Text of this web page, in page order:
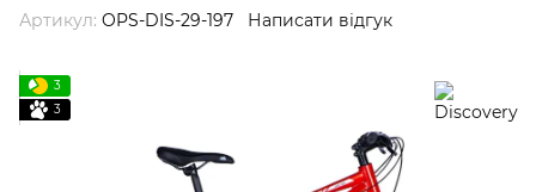
Артикул: OPS-DIS-29-197 Написати відгук
3
3